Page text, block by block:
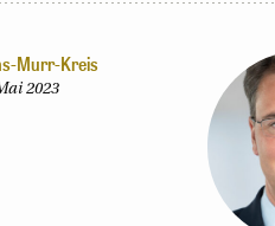
Murr-Kreis
2023